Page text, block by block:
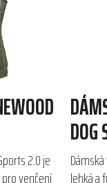
2.0 je
venčení
lehká a